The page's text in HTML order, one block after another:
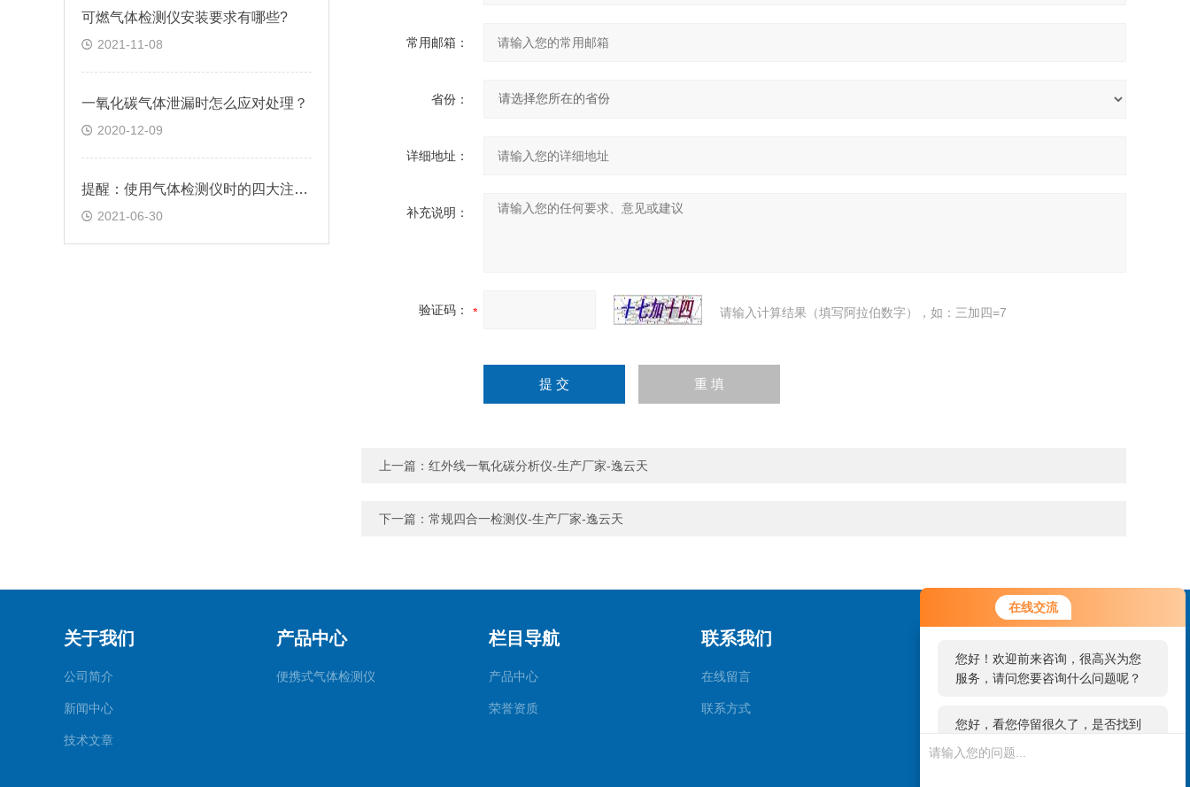
在线交流
您好！欢迎前来咨询，很高兴为您
服务，请问您要咨询什么问题呢？
您好，看您停留很久了，是否找到
了需求产品，您可以直接在线与我
可燃气体检测仪安装要求有哪些?
2021-11-08
一氧化碳气体泄漏时怎么应对处理？
2020-12-09
提醒：使用气体检测仪时的四大注意事项
2021-06-30
常用邮箱：
省份：
详细地址：
补充说明：
验证码： 请输入计算结果（填写阿拉伯数字），如：三加四=7
上一篇： 红外线一氧化碳分析仪-生产厂家-逸云天
下一篇： 常规四合一检测仪-生产厂家-逸云天
关于我们
公司简介
新闻中心
技术文章
产品中心
便携式气体检测仪
栏目导航
产品中心
荣誉资质
联系我们
在线留言
联系方式